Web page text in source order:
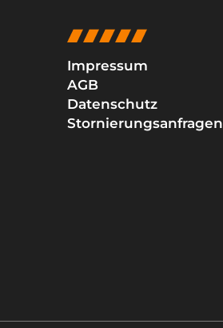
Impressum
AGB
Datenschutz
Stornierungsanfragen